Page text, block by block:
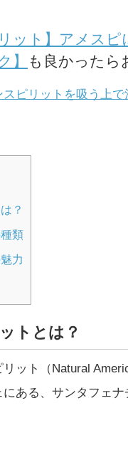
ット】アメス
】
も良かったら
スピリットを吸う上
？
類
力
トとは？
ット（Natural
ある、サンタフェ